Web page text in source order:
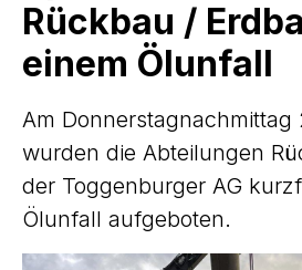
Rückbau /
einem Ölunfall
Am Donnerstagnachmittag
wurden die Abteilungen
der Toggenburger AG
Ölunfall aufgeboten.